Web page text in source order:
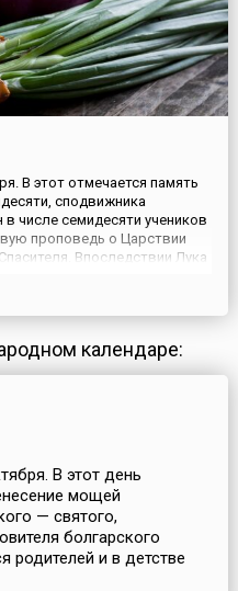
В этот отмечается память
сподвижника
числе семидесяти учеников
проповедь о Царствии
Впоследствии Лука
календаре:
В этот день
мощей
— святого,
болгарского
родителей и в детстве